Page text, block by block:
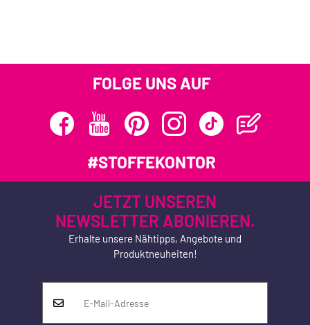
FOLGE UNS AUF
#STOFFEKONTOR
JETZT UNSEREN
NEWSLETTER ABONIEREN.
Erhalte unsere Nähtipps, Angebote und
Produktneuheiten!